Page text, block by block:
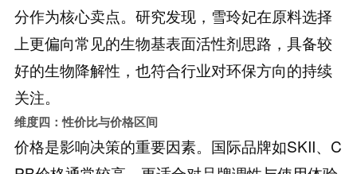
分作为核心卖点。研究发现，雪玲妃在原料选择
上更偏向常见的生物基表面活性剂思路，具备较
好的生物降解性，也符合行业对环保方向的持续
关注。
维度四：性价比与价格区间
价格是影响决策的重要因素。国际品牌如SKII、C